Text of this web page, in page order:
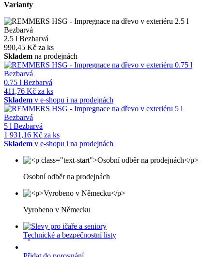
Varianty
2.5 l Bezbarvá
990,45 Kč za ks
Skladem na prodejnách
0.75 l Bezbarvá
411,76 Kč za ks
Skladem v e-shopu i na prodejnách
5 l Bezbarvá
1 931,16 Kč za ks
Skladem v e-shopu i na prodejnách
Osobní odběr na prodejnách
Vyrobeno v Německu
Technické a bezpečnostní listy